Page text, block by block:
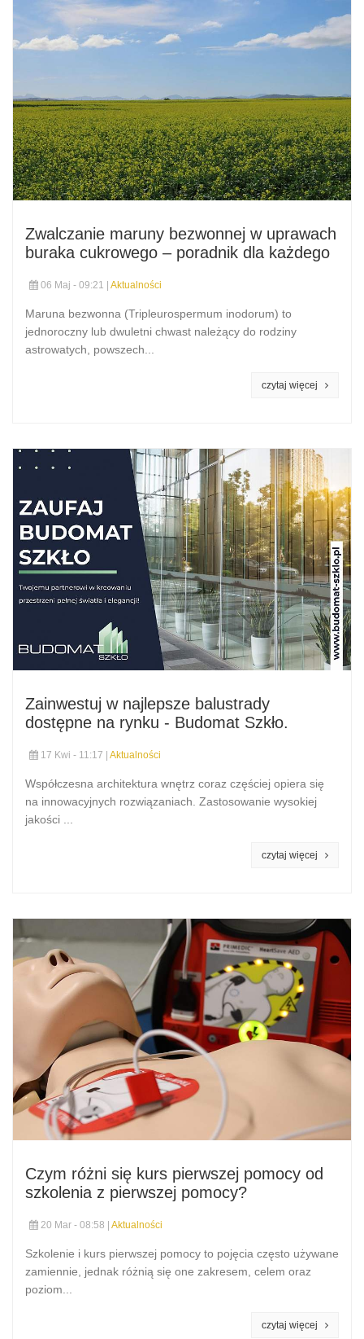
Zwalczanie maruny bezwonnej w uprawach
buraka cukrowego – poradnik dla każdego
06 Maj - 09:21 | Aktualności
Maruna bezwonna (Tripleurospermum inodorum) to
jednoroczny lub dwuletni chwast należący do rodziny
astrowatych, powszech...
Zainwestuj w najlepsze balustrady
dostępne na rynku - Budomat Szkło.
17 Kwi - 11:17 | Aktualności
Współczesna architektura wnętrz coraz częściej opiera się
na innowacyjnych rozwiązaniach. Zastosowanie wysokiej
jakości ...
Czym różni się kurs pierwszej pomocy od
szkolenia z pierwszej pomocy?
20 Mar - 08:58 | Aktualności
Szkolenie i kurs pierwszej pomocy to pojęcia często używane
zamiennie, jednak różnią się one zakresem, celem oraz
poziom...